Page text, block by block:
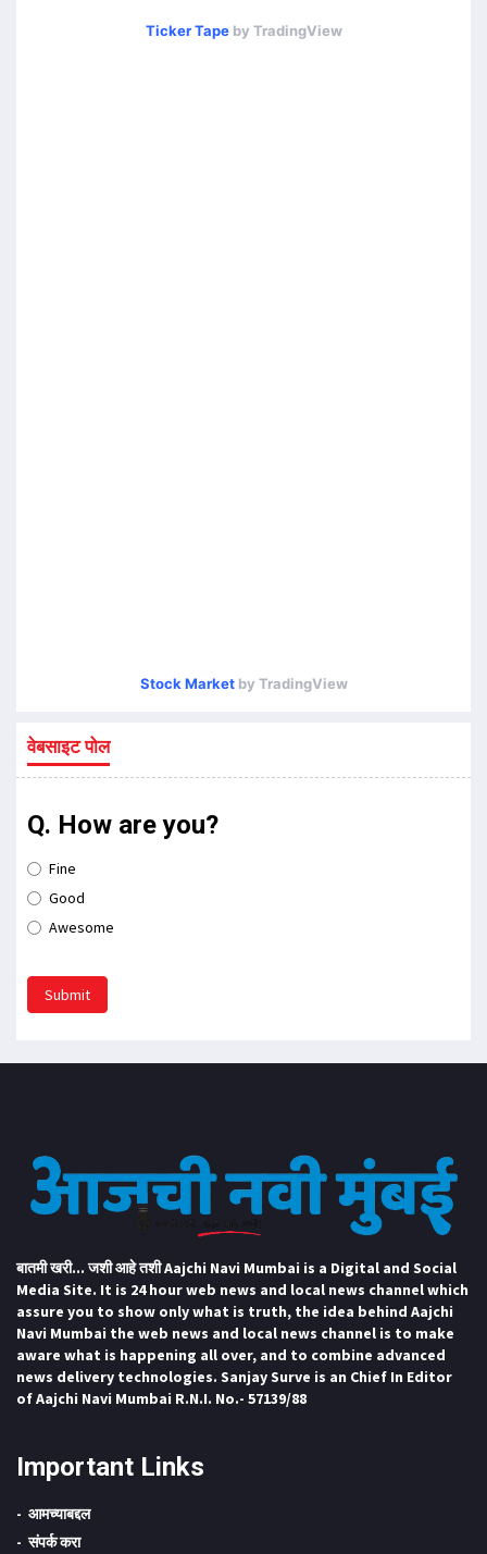
Ticker Tapeby TradingView
Stock Marketby TradingView
वेबसाइट पोल
Q. How are you?
Fine
Good
Awesome
Submit
बातमी खरी... जशी आहे तशी Aajchi Navi Mumbai is a Digital and Social
Media Site. It is 24 hour web news and local news channel which
assure you to show only what is truth, the idea behind Aajchi
Navi Mumbai the web news and local news channel is to make
aware what is happening all over, and to combine advanced
news delivery technologies. Sanjay Surve is an Chief In Editor
of Aajchi Navi Mumbai R.N.I. No.- 57139/88
Important Links
आमच्याबद्दल
संपर्क करा